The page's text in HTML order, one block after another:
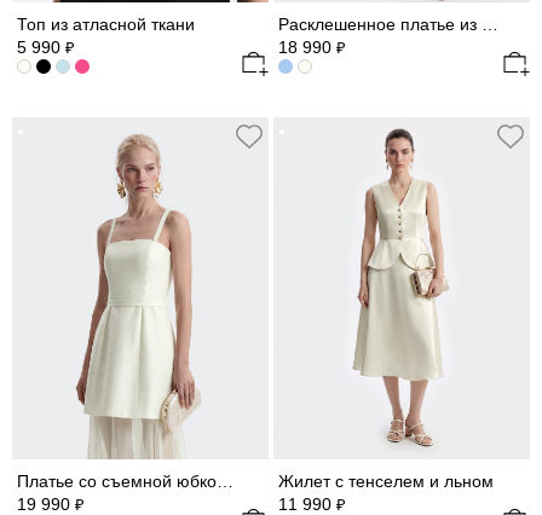
Топ из атласной ткани
5 990 ₽
18 990 ₽
19 990 ₽
Жилет с тенселем и льном
11 990 ₽